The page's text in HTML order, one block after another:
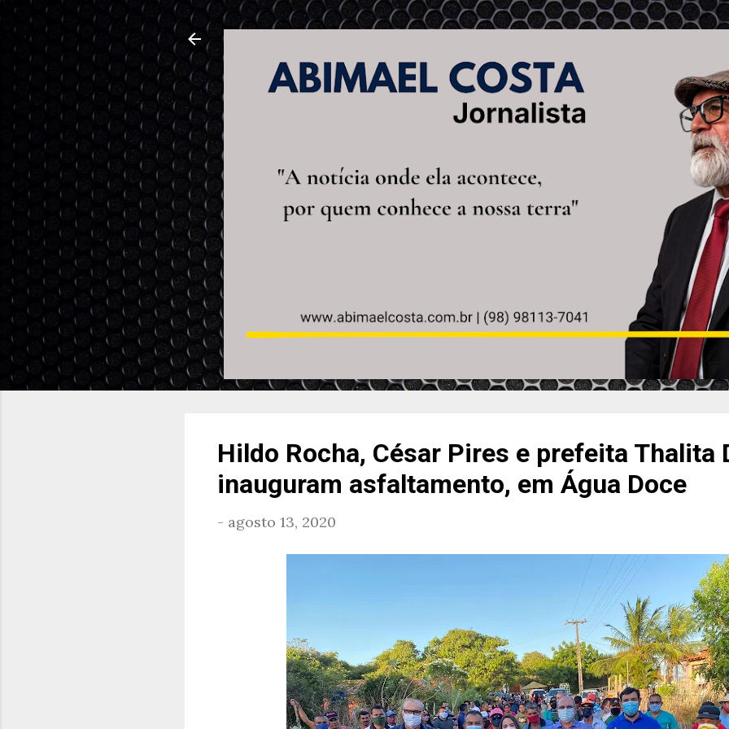
Pular para o conteúdo principal
Hildo Rocha, César Pires e prefeita Thalita
inauguram asfaltamento, em Água Doce
- agosto 13, 2020